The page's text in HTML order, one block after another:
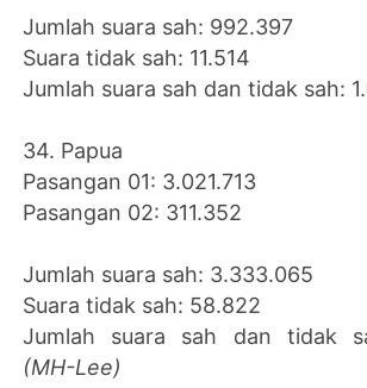
Jumlah suara sah: 992.397
Suara tidak sah: 11.514
Jumlah suara sah dan tidak sah:
34. Papua
Pasangan 01: 3.021.713
Pasangan 02: 311.352
Jumlah suara sah: 3.333.065
Suara tidak sah: 58.822
Jumlah suara sah dan tidak
(MH-Lee)